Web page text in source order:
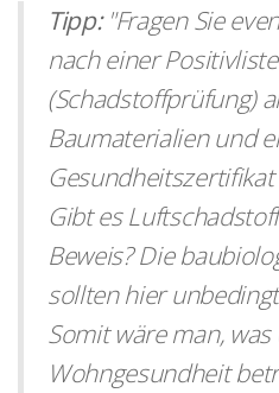
Tipp:"Fragen Sie
nach einer Positivliste
(Schadstoffprüfung)
Baumaterialien und
Gibt es
Beweis? Die
sollten hier
Somit wäre man, was
Wohngesundheit